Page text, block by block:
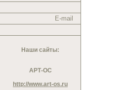
E-mail
Наши сайты:
АРТ-ОС
http://www.art-os.ru